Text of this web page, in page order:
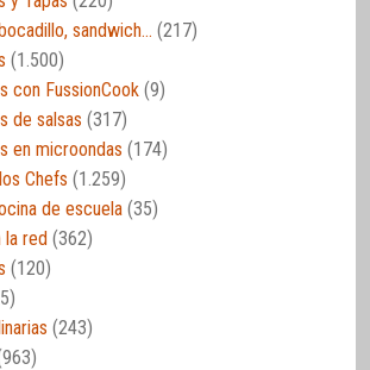
sandwich… (217)
(1.500)
con FussionCook (9)
de salsas (317)
en microondas (174)
Chefs (1.259)
de escuela (35)
la red (362)
(120)
(243)